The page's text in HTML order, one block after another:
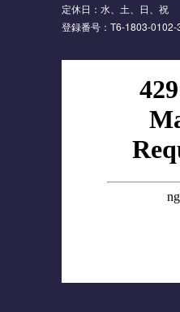
定休日：水、土、日、祝
登録番号：T6-1803-0102-